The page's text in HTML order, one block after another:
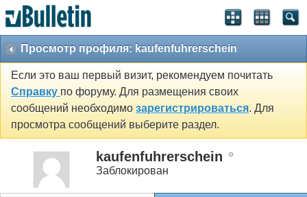
Просмотр профиля: kaufenfuhrerschein
Если это ваш первый визит, рекомендуем почитать
Справку по форуму. Для размещения своих
сообщений необходимо зарегистрироваться. Для
просмотра сообщений выберите раздел.
kaufenfuhrerschein
Заблокирован